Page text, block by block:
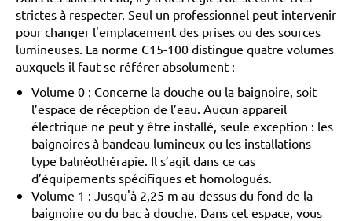
strictes à respecter. Seul un professionnel peut intervenir
pour changer l'emplacement des prises ou des sources
lumineuses. La norme C15-100 distingue quatre volumes
auxquels il faut se référer absolument :
Volume 0 : Concerne la douche ou la baignoire, soit
l’espace de réception de l’eau. Aucun appareil
électrique ne peut y être installé, seule exception : les
baignoires à bandeau lumineux ou les installations
type balnéothérapie. Il s’agit dans ce cas
d’équipements spécifiques et homologués.
Volume 1 : Jusqu'à 2,25 m au-dessus du fond de la
baignoire ou du bac à douche. Dans cet espace, vous